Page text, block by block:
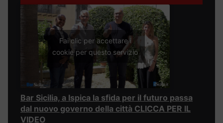
Fai clic per accettare i
cookie per questo servizio
Bar Sicilia, a Ispica la sfida per il futuro passa
dal nuovo governo della città CLICCA PER IL
VIDEO